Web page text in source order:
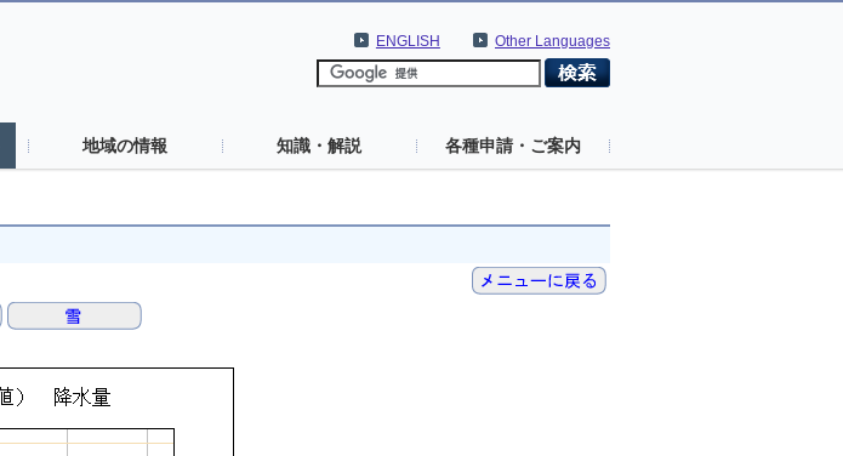
Other Languages
ENGLISH
地域の情報 知識・解説 各種申請・ご案内